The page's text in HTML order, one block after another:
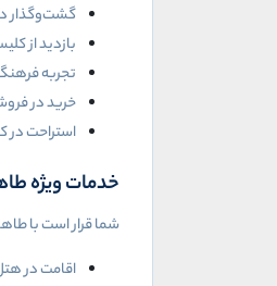
گشت‌وگذار
بازدید از
تجربه
خرید در
استراحت در
خدمات ویژه
شما قرار است با
اقامت در هتل‌های ۴